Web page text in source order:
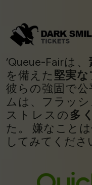
‘Queue-Fairは、
を備えた 堅実
彼らの強固で
ムは、フラッ
ストレスの 多
た。 嫌なこと
してみてくださ